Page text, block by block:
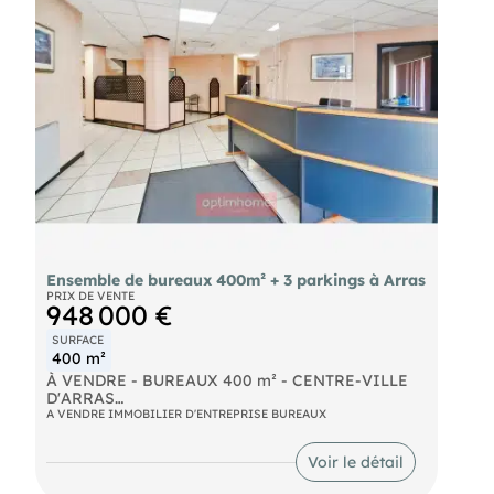
Loyer annuel: 19 000 euros HT + charges
- Loyer annuel : 19000 € HT
- Charges annuelles : 936 € HT
- Taxe foncière : 1560 € Preneur
- Honoraires : 6500 € HT à la charge du preneur
Ensemble de bureaux 400m² + 3 parkings à Arras
PRIX DE VENTE
948 000 €
SURFACE
400 m²
À VENDRE - BUREAUX 400 m² - CENTRE-VILLE
D'ARRAS
idéalement situé en plein cœur d'Arras. Ancienne
étude notariale, ce bien développe 400 m² de
bureaux répartis sur deux niveaux, avec un rez-
A VENDRE IMMOBILIER D'ENTREPRISE BUREAUX
Voir le détail